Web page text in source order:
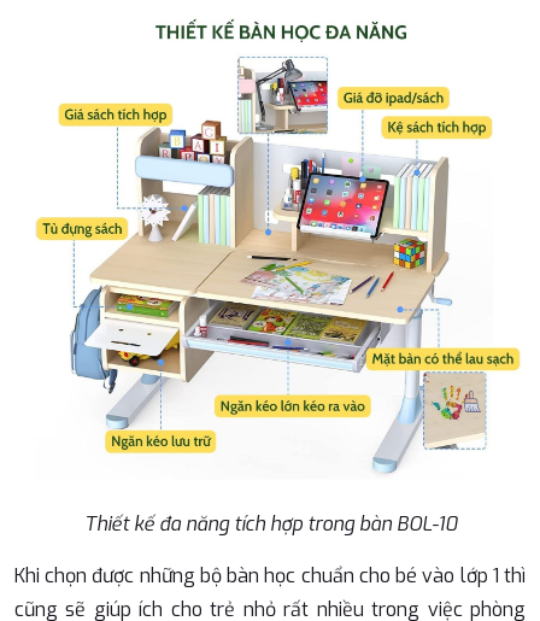
Thiết kế đa năng tích hợp trong bàn BOL-10
Khi chọn được những bộ bàn học chuẩn cho bé vào lớp 1 thì
cũng sẽ giúp ích cho trẻ nhỏ rất nhiều trong việc phòng